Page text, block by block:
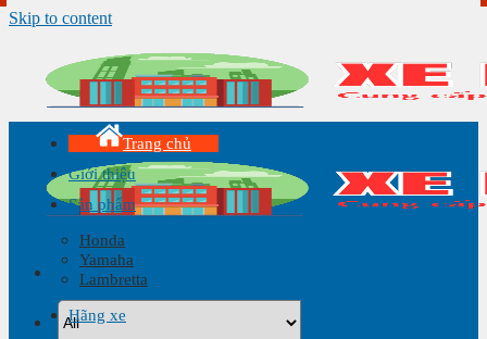
Skip to content
Trang chủ
Giới thiệu
Sản phẩm
Honda
Yamaha
Lambretta
Hãng xe